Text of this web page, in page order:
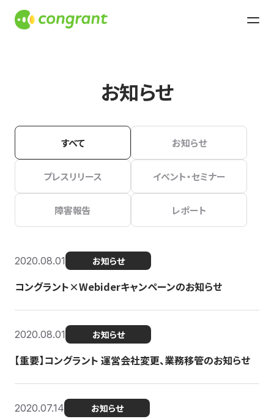
お知らせ
すべて お知らせ
プレスリリース イベント・セミナー
障害報告 レポート
2020.08.01 お知らせ
コングラント×Webiderキャンペーンのお知らせ
2020.08.01 お知らせ
【重要】コングラント 運営会社変更、業務移管のお知らせ
2020.07.14 お知らせ